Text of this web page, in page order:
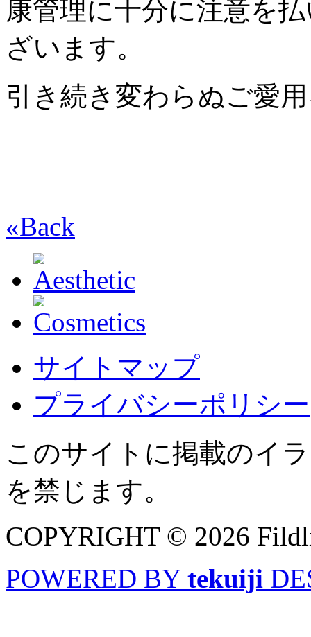
康管理に十分に注意を
ざいます。
引き続き変わらぬご愛
«Back
サイトマップ
プライバシーポリシー
このサイトに掲載のイ
を禁じます。
COPYRIGHT © 2026
POWERED BY tekuiji